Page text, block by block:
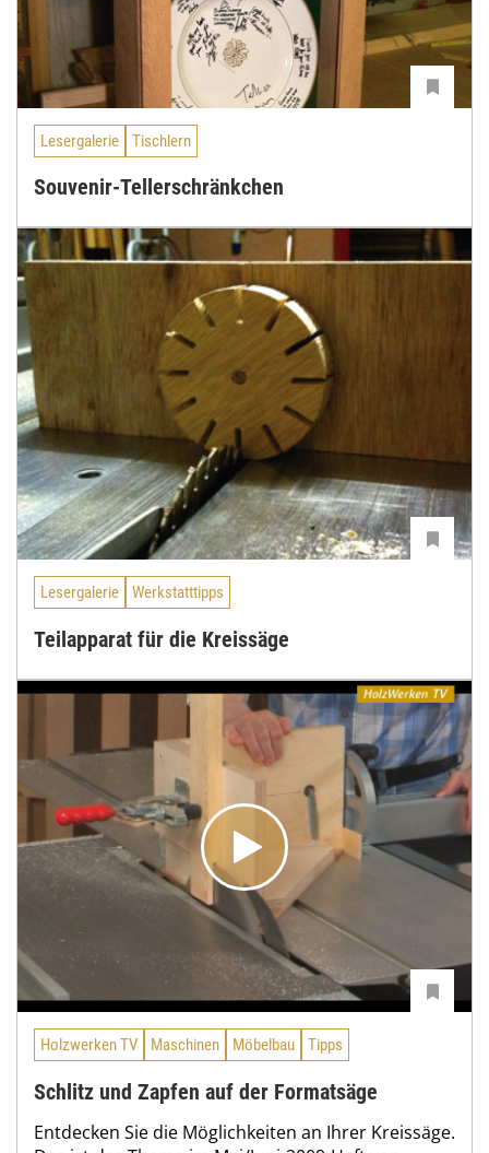
Lesergalerie Tischlern
Souvenir-Tellerschränkchen
Lesergalerie Werkstatttipps
Teilapparat für die Kreissäge
Holzwerken TV Maschinen Möbelbau Tipps
Schlitz und Zapfen auf der Formatsäge
Entdecken Sie die Möglichkeiten an Ihrer Kreissäge.